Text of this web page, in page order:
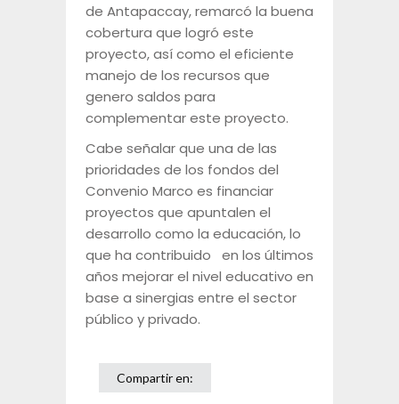
de Antapaccay, remarcó la buena
cobertura que logró este
proyecto, así como el eficiente
manejo de los recursos que
genero saldos para
complementar este proyecto.
Cabe señalar que una de las
prioridades de los fondos del
Convenio Marco es financiar
proyectos que apuntalen el
desarrollo como la educación, lo
que ha contribuido en los últimos
años mejorar el nivel educativo en
base a sinergias entre el sector
público y privado.
Compartir en: